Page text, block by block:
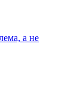
а не